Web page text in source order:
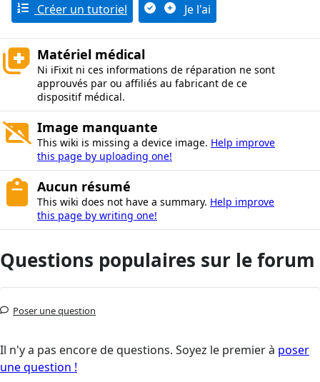
Créer un tutoriel Je l'ai
Matériel médical
Ni iFixit ni ces informations de réparation ne sont
approuvés par ou affiliés au fabricant de ce
dispositif médical.
Image manquante
This wiki is missing a device image. Help improve
this page by uploading one!
Aucun résumé
This wiki does not have a summary. Help improve
this page by writing one!
Questions populaires sur le forum
Poser une question
Il n'y a pas encore de questions. Soyez le premier à poser
une question !